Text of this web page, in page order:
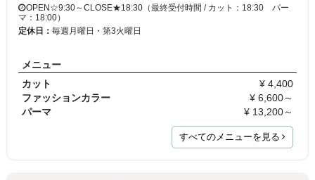
OPEN☆9:30～CLOSE★18:30（最終受付時間 / カット：18:30 パー
マ：18:00）
定休日： 毎週月曜日・第3火曜日
メニュー
カット
¥ 4,400
ファッションカラー
¥ 6,600～
パーマ
¥ 13,200～
すべてのメニューを見る